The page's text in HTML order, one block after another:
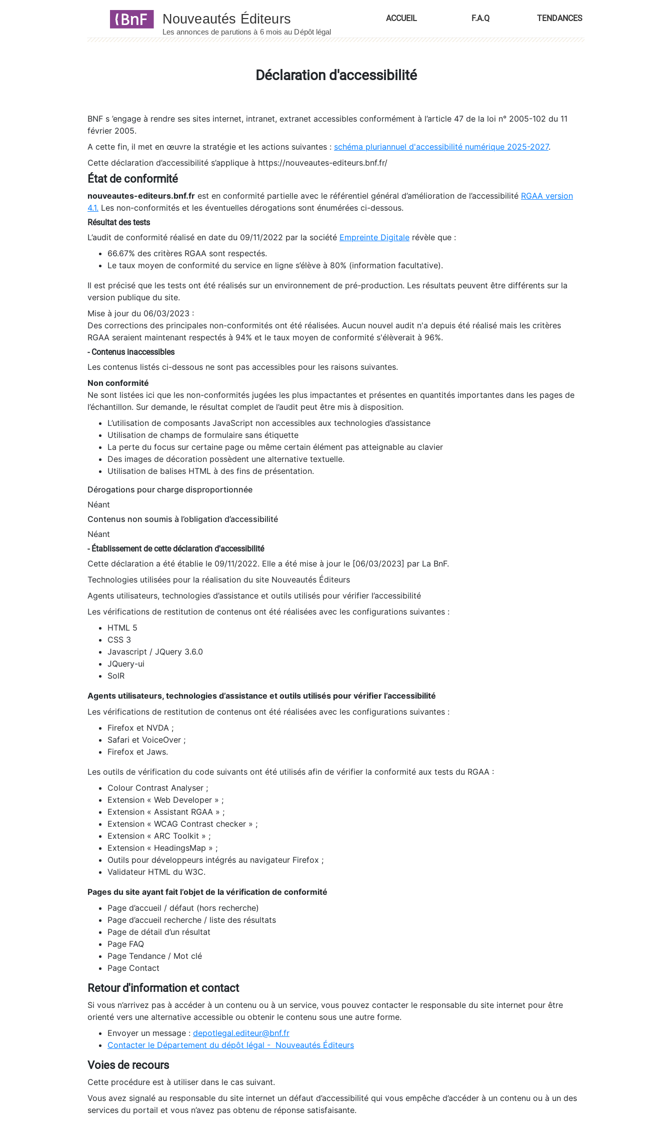
ACCUEIL F.A.Q TENDANCES
Déclaration d'accessibilité
BNF s ’engage à rendre ses sites internet, intranet, extranet accessibles conformément à l’article 47 de la loi n° 2005-102 du 11
février 2005.
A cette fin, il met en œuvre la stratégie et les actions suivantes : schéma pluriannuel d'accessibilité numérique 2025-2027.
Cette déclaration d’accessibilité s’applique à https://nouveautes-editeurs.bnf.fr/
État de conformité
nouveautes-editeurs.bnf.fr est en conformité partielle avec le référentiel général d’amélioration de l’accessibilité RGAA version
4.1. Les non-conformités et les éventuelles dérogations sont énumérées ci-dessous.
Résultat des tests
L’audit de conformité réalisé en date du 09/11/2022 par la société Empreinte Digitale révèle que :
66.67% des critères RGAA sont respectés.
Le taux moyen de conformité du service en ligne s’élève à 80% (information facultative).
Il est précisé que les tests ont été réalisés sur un environnement de pré-production. Les résultats peuvent être différents sur la
version publique du site.
Mise à jour du 06/03/2023 :
Des corrections des principales non-conformités ont été réalisées. Aucun nouvel audit n'a depuis été réalisé mais les critères
RGAA seraient maintenant respectés à 94% et le taux moyen de conformité s'élèverait à 96%.
- Contenus inaccessibles
Les contenus listés ci-dessous ne sont pas accessibles pour les raisons suivantes.
Non conformité
Ne sont listées ici que les non-conformités jugées les plus impactantes et présentes en quantités importantes dans les pages de
l’échantillon. Sur demande, le résultat complet de l’audit peut être mis à disposition.
L’utilisation de composants JavaScript non accessibles aux technologies d’assistance
Utilisation de champs de formulaire sans étiquette
La perte du focus sur certaine page ou même certain élément pas atteignable au clavier
Des images de décoration possèdent une alternative textuelle.
Utilisation de balises HTML à des fins de présentation.
Dérogations pour charge disproportionnée
Néant
Contenus non soumis à l’obligation d’accessibilité
Néant
- Établissement de cette déclaration d'accessibilité
Cette déclaration a été établie le 09/11/2022. Elle a été mise à jour le [06/03/2023] par La BnF.
Technologies utilisées pour la réalisation du site Nouveautés Éditeurs
Agents utilisateurs, technologies d’assistance et outils utilisés pour vérifier l’accessibilité
Les vérifications de restitution de contenus ont été réalisées avec les configurations suivantes :
HTML 5
CSS 3
Javascript / JQuery 3.6.0
JQuery-ui
SolR
Agents utilisateurs, technologies d’assistance et outils utilisés pour vérifier l’accessibilité
Les vérifications de restitution de contenus ont été réalisées avec les configurations suivantes :
Firefox et NVDA ;
Safari et VoiceOver ;
Firefox et Jaws.
Les outils de vérification du code suivants ont été utilisés afin de vérifier la conformité aux tests du RGAA :
Colour Contrast Analyser ;
Extension « Web Developer » ;
Extension « Assistant RGAA » ;
Extension « WCAG Contrast checker » ;
Extension « ARC Toolkit » ;
Extension « HeadingsMap » ;
Outils pour développeurs intégrés au navigateur Firefox ;
Validateur HTML du W3C.
Pages du site ayant fait l’objet de la vérification de conformité
Page d’accueil / défaut (hors recherche)
Page d’accueil recherche / liste des résultats
Page de détail d’un résultat
Page FAQ
Page Tendance / Mot clé
Page Contact
Retour d'information et contact
Si vous n’arrivez pas à accéder à un contenu ou à un service, vous pouvez contacter le responsable du site internet pour être
orienté vers une alternative accessible ou obtenir le contenu sous une autre forme.
Envoyer un message : depotlegal.editeur@bnf.fr
Contacter le Département du dépôt légal - Nouveautés Éditeurs
Voies de recours
Cette procédure est à utiliser dans le cas suivant.
Vous avez signalé au responsable du site internet un défaut d’accessibilité qui vous empêche d’accéder à un contenu ou à un des
services du portail et vous n’avez pas obtenu de réponse satisfaisante.